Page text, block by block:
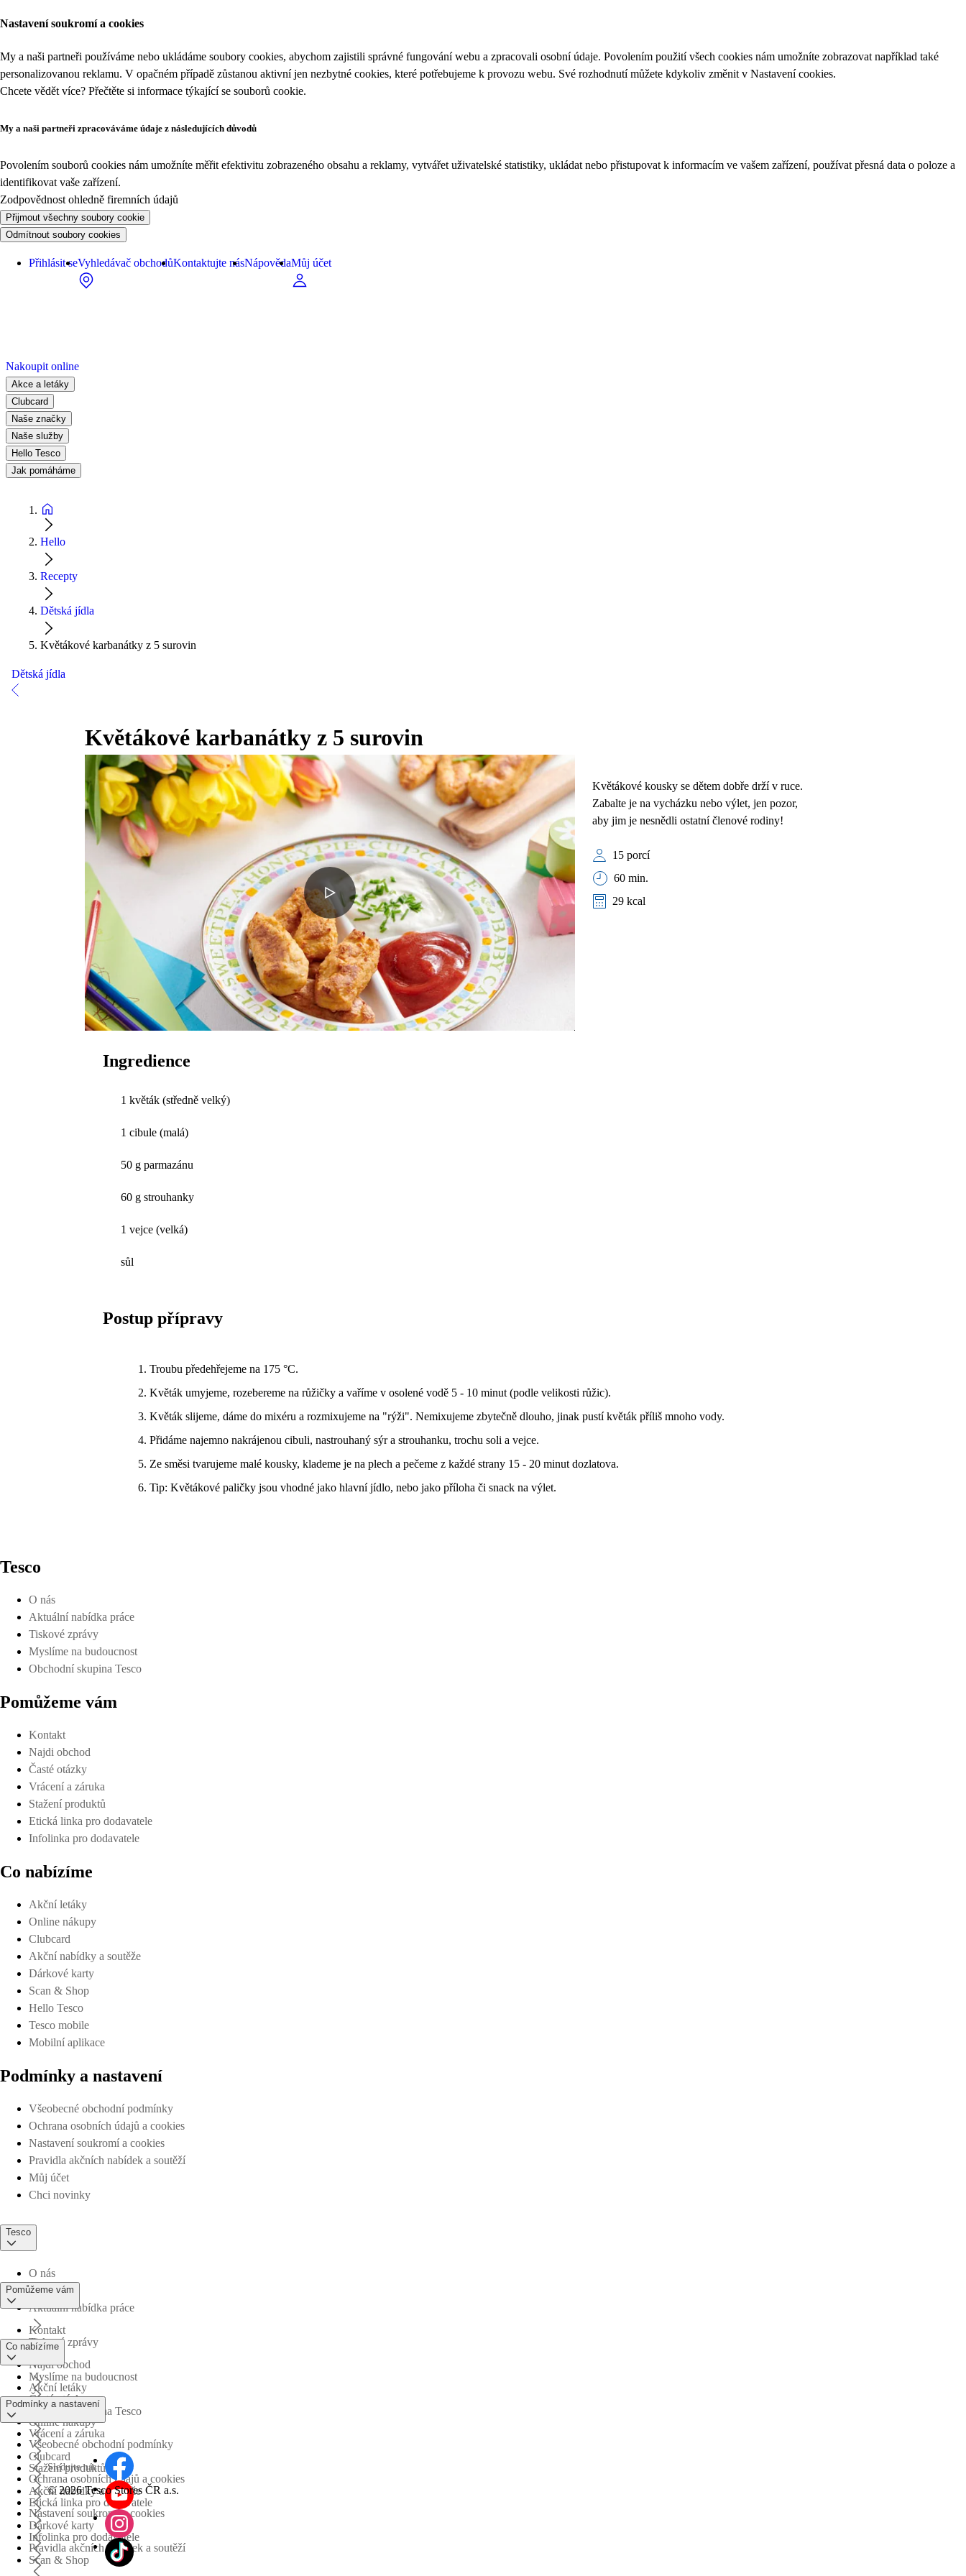
Nastavení soukromí a cookies
My a naši partneři používáme nebo ukládáme soubory cookies, abychom zajistili správné fungování webu a zpracovali osobní údaje. Povolením použití všech cookies nám umožníte zobrazovat například také
personalizovanou reklamu. V opačném případě zůstanou aktivní jen nezbytné cookies, které potřebujeme k provozu webu. Své rozhodnutí můžete kdykoliv změnit v Nastavení cookies.
Chcete vědět více? Přečtěte si informace týkající se souborů cookie.
My a naši partneři zpracováváme údaje z následujících důvodů
Povolením souborů cookies nám umožníte měřit efektivitu zobrazeného obsahu a reklamy, vytvářet uživatelské statistiky, ukládat nebo přistupovat k informacím ve vašem zařízení, používat přesná data o poloze a
identifikovat vaše zařízení.
Zodpovědnost ohledně firemních údajů
Přijmout všechny soubory cookie
Odmítnout soubory cookies
Přihlásit seVyhledávač obchodůKontaktujte násNápovědaMůj účet
Nakoupit online
Akce a letáky
Clubcard
Naše značky
Naše služby
Hello Tesco
Jak pomáháme
Hello
Recepty
Dětská jídla
Květákové karbanátky z 5 surovin
Dětská jídla
Květákové karbanátky z 5 surovin
Květákové kousky se dětem dobře drží v ruce.
Zabalte je na vycházku nebo výlet, jen pozor,
aby jim je nesnědli ostatní členové rodiny!
15 porcí
60 min.
29 kcal
Ingredience
1 květák (středně velký)
1 cibule (malá)
50 g parmazánu
60 g strouhanky
1 vejce (velká)
sůl
Postup přípravy
Troubu předehřejeme na 175 °C.
Květák umyjeme, rozebereme na růžičky a vaříme v osolené vodě 5 - 10 minut (podle velikosti růžic).
Květák slijeme, dáme do mixéru a rozmixujeme na "rýži". Nemixujeme zbytečně dlouho, jinak pustí květák příliš mnoho vody.
Přidáme najemno nakrájenou cibuli, nastrouhaný sýr a strouhanku, trochu soli a vejce.
Ze směsi tvarujeme malé kousky, klademe je na plech a pečeme z každé strany 15 - 20 minut dozlatova.
Tip: Květákové paličky jsou vhodné jako hlavní jídlo, nebo jako příloha či snack na výlet.
Tesco
O nás
Aktuální nabídka práce
Tiskové zprávy
Myslíme na budoucnost
Obchodní skupina Tesco
Pomůžeme vám
Kontakt
Najdi obchod
Časté otázky
Vrácení a záruka
Stažení produktů
Etická linka pro dodavatele
Infolinka pro dodavatele
Co nabízíme
Akční letáky
Online nákupy
Clubcard
Akční nabídky a soutěže
Dárkové karty
Scan & Shop
Hello Tesco
Tesco mobile
Mobilní aplikace
Podmínky a nastavení
Všeobecné obchodní podmínky
Ochrana osobních údajů a cookies
Nastavení soukromí a cookies
Pravidla akčních nabídek a soutěží
Můj účet
Chci novinky
Tesco
O nás
Aktuální nabídka práce
Tiskové zprávy
Myslíme na budoucnost
Obchodní skupina Tesco
Pomůžeme vám
Kontakt
Najdi obchod
Časté otázky
Vrácení a záruka
Stažení produktů
Etická linka pro dodavatele
Infolinka pro dodavatele
Co nabízíme
Akční letáky
Online nákupy
Clubcard
Akční nabídky a soutěže
Dárkové karty
Scan & Shop
Podmínky a nastavení
Všeobecné obchodní podmínky
Ochrana osobních údajů a cookies
Nastavení soukromí a cookies
Pravidla akčních nabídek a soutěží
Sledujte nás
© 2026 Tesco Stores ČR a.s.